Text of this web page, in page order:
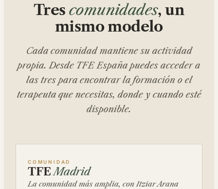
Tres comunidades, un
mismo modelo
Cada comunidad mantiene su actividad
propia. Desde TFE España puedes acceder a
las tres para encontrar la formación o el
terapeuta que necesitas, donde y cuando esté
disponible.
COMUNIDAD
TFEMadrid
La comunidad más amplia, con Itziar Arana